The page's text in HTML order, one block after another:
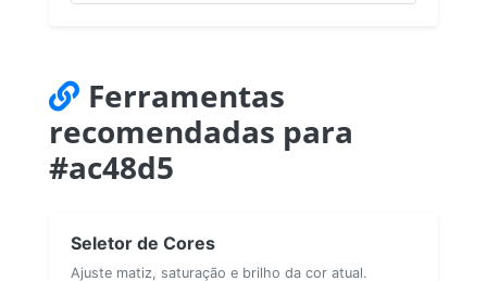
Ferramentas
recomendadas para
#ac48d5
Seletor de Cores
Ajuste matiz, saturação e brilho da cor atual.